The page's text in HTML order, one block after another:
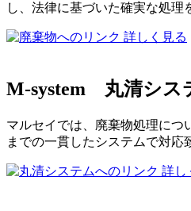
し、法律に基づいた確実な処理
詳しく見る
M-system 丸清シス
マルセイでは、廃棄物処理につ
までの一貫したシステムで対応
詳し